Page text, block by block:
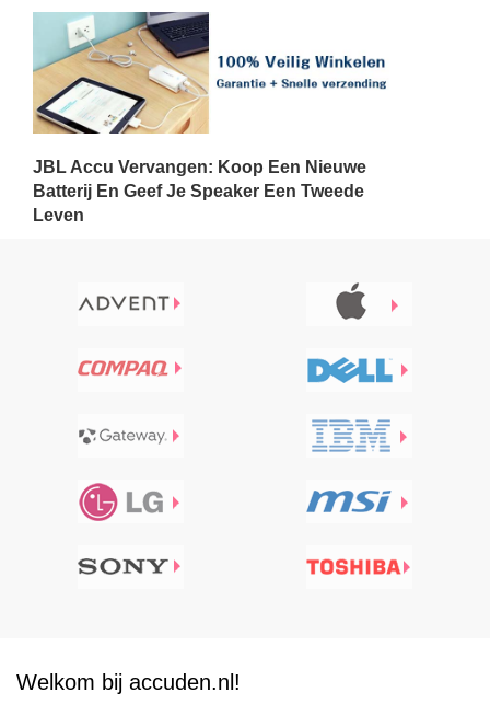
JBL Accu Vervangen: Koop Een Nieuwe
Batterij En Geef Je Speaker Een Tweede
Leven
Welkom bij accuden.nl!